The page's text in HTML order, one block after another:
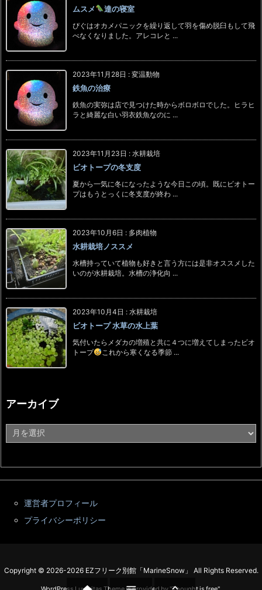
ムスメ 達の寝室
ぴぐはオカメパニックを繰り返して羽を傷め脱臼もして飛
べなくなりました。アレコレと ...
2023年11月28日 : 変温動物
鉄魚の治療
鉄魚の実弥は店で見つけた時からボロボロでした。ヒラヒ
ラと綺麗な白い羽衣鉄魚なのに ...
2023年11月23日 : 水耕栽培
ビオトープの冬支度
夏から一気に冬になったような今日この頃。既にビオトー
プはもうとっくに冬支度が終わ ...
2023年10月6日 : 多肉植物
水耕栽培ノススメ
水槽持っていて植物も好きと言う方には是非オススメした
いのが水耕栽培。水槽の浄化向 ...
2023年10月4日 : 水耕栽培
ビオトープ 水草の水上葉
気付いたらメダカの増殖と共に４つに増えてしまったビオ
トープ
これから寒くなる季節 ...
アーカイブ
ー
運営者プロフィール
プライバシーポリシー
Copyright © 2026-2026 EZフリーク別館「MarineSnow」 All Rights Reserved.